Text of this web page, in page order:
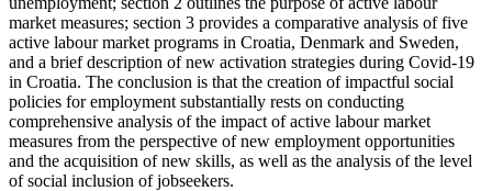
market measures; section 3 provides a comparative analysis of five
active labour market programs in Croatia, Denmark and Sweden,
and a brief description of new activation strategies during Covid-19
in Croatia. The conclusion is that the creation of impactful social
policies for employment substantially rests on conducting
comprehensive analysis of the impact of active labour market
measures from the perspective of new employment opportunities
and the acquisition of new skills, as well as the analysis of the level
of social inclusion of jobseekers.